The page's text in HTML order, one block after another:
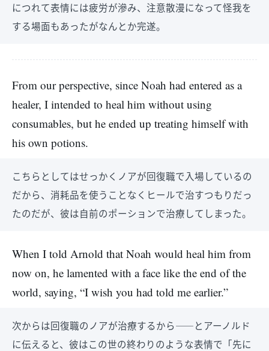
につれて表情には疲労が滲み、注意散漫になって怪我を
する場面もあったがなんとか完遂。
From our perspective, since Noah had entered as a
healer, I intended to heal him without using
consumables, but he ended up treating himself with
his own potions.
こちらとしてはせっかくノアが回復職で入場しているの
だから、消耗品を使うことなくヒールで治すつもりだっ
たのだが、彼は自前のポーションで治療してしまった。
When I told Arnold that Noah would heal him from
now on, he lamented with a face like the end of the
world, saying, “I wish you had told me earlier.”
次からは回復職のノアが治療するから――とアーノルド
に伝えると、彼はこの世の終わりのような表情で「先に